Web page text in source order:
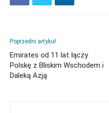
Poprzedni artykuł
Emirates od 11 lat łączy
Polskę z Bliskim Wschodem i
Daleką Azją